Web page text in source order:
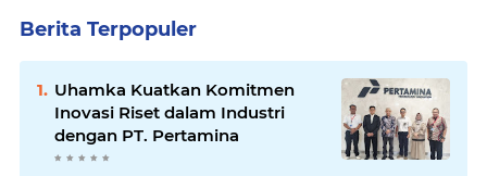
Berita Terpopuler
Uhamka Kuatkan Komitmen
Inovasi Riset dalam Industri
dengan PT. Pertamina